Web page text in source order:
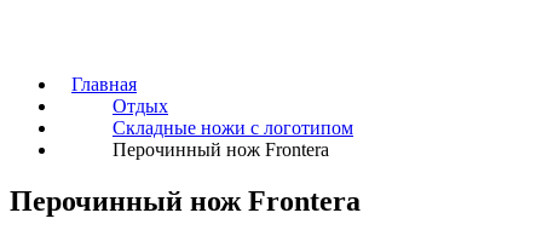
Главная
Отдых
Складные ножи с логотипом
Перочинный нож Frontera
Перочинный нож Frontera